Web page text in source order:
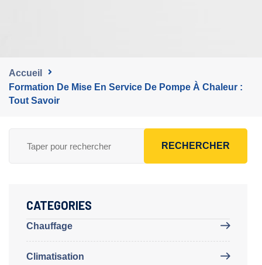
Accueil
Formation De Mise En Service De Pompe À Chaleur :
Tout Savoir
RECHERCHER
CATEGORIES
Chauffage
Climatisation